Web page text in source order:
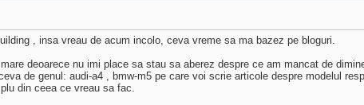
, insa vreau de acum incolo, ceva vreme sa ma bazez pe bloguri.
deoarece nu imi place sa stau sa aberez despre ce am mancat de
de genul: audi-a4 , bmw-m5 pe care voi scrie articole despre modelul
din ceea ce vreau sa fac.